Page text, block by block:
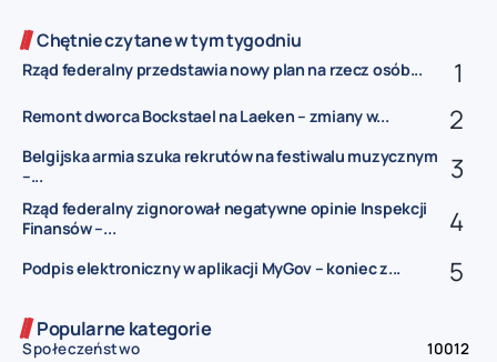
Chętnie czytane w tym tygodniu
Rząd federalny przedstawia nowy plan na rzecz osób...
Remont dworca Bockstael na Laeken – zmiany w...
Belgijska armia szuka rekrutów na festiwalu muzycznym
–...
Rząd federalny zignorował negatywne opinie Inspekcji
Finansów –...
Podpis elektroniczny w aplikacji MyGov – koniec z...
Popularne kategorie
Społeczeństwo
10012